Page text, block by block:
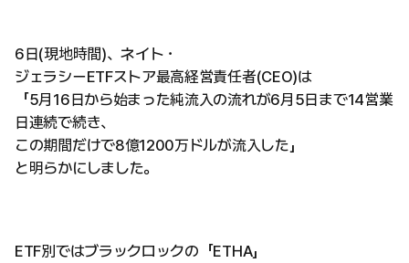
6日(現地時間)、ネイト・
ジェラシーETFストア最高経営責任者(CEO)は
「5月16日から始まった純流入の流れが6月5日まで14営業
日連続で続き、
この期間だけで8億1200万ドルが流入した」
と明らかにしました。
ETF別ではブラックロックの「ETHA」